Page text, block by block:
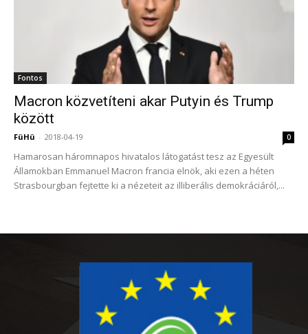
Fontos
Macron közvetíteni akar Putyin és Trump
között
FüHü - 2018-04-19 0
Hamarosan háromnapos hivatalos látogatást tesz az Egyesült
Államokban Emmanuel Macron francia elnök, aki ezen a héten
Strasbourgban fejtette ki a nézeteit az illiberális demokráciáról,...